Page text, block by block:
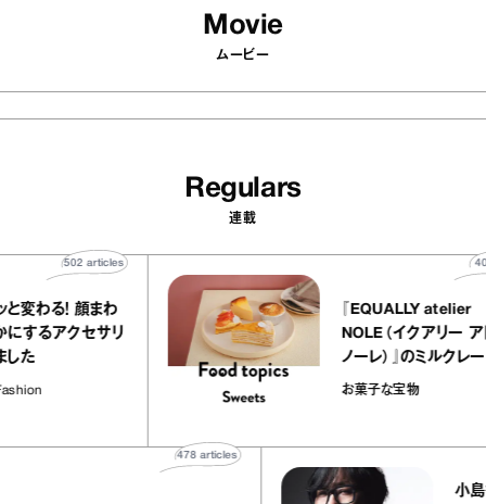
Movie
ムービー
Regulars
連載
がパッと変わる！ 顔まわ
華やかにするアクセサリ
集めました
/ Fashion
502 articles
『EQUALLY
NOLE（イクア
ノーレ）』のミ
ラメルバニー
お菓子な宝物
articles
小島秀夫